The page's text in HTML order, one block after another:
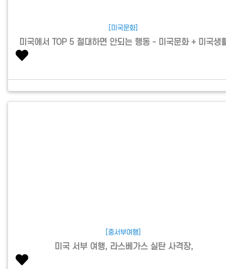
[미국문화]
미국에서 TOP 5 절대하면 안되는 행동 - 미국문화 + 미국생
[중서부여행]
미국 서부 여행, 라스베가스 실탄 사격장,